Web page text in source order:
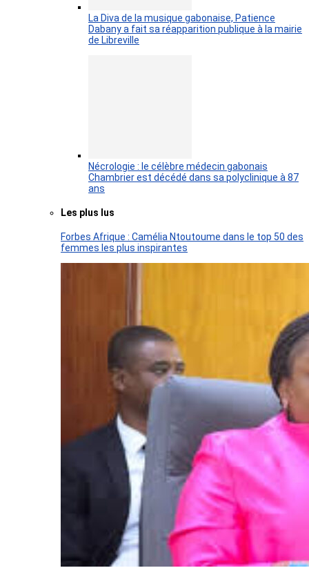
La Diva de la musique gabonaise, Patience
Dabany a fait sa réapparition publique à la mairie
de Libreville
Nécrologie : le célèbre médecin gabonais
Chambrier est décédé dans sa polyclinique à 87
ans
Les plus lus
Forbes Afrique : Camélia Ntoutoume dans le top 50 des
femmes les plus inspirantes